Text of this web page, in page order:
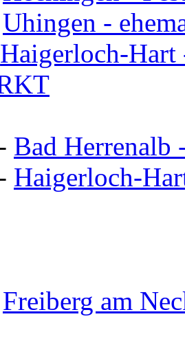
Uhingen -
Haigerloch-
Bad Herrenalb
Haigerloch-
Freiberg am